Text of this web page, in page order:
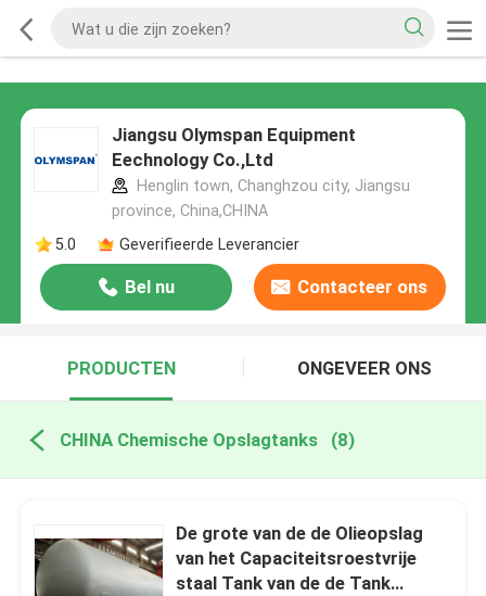
Jiangsu Olymspan Equipment
Eechnology Co.,Ltd
Henglin town, Changhzou city, Jiangsu
province, China,CHINA
5.0
Geverifieerde Leverancier
Bel nu Contacteer ons
PRODUCTEN ONGEVEER ONS
CHINA Chemische Opslagtanks (8)
De grote van de de Olieopslag
van het Capaciteitsroestvrije
staal Tank van de de Tank